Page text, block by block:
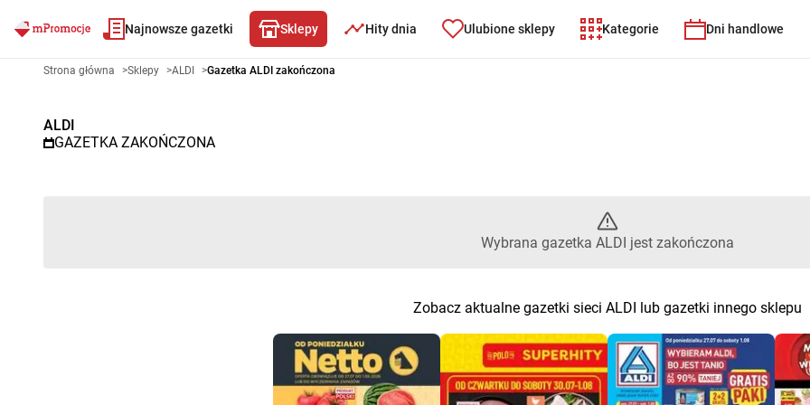
Najnowsze gazetki Sklepy Hity dnia Ulubione sklepy Kategorie Dni handlowe
Gazetka promocyjna ALDI – Wybrana gazetka ALDI jest
Strona główna >Sklepy >ALDI >Gazetka ALDI zakończona
ALDI
GAZETKA ZAKOŃCZONA
Wybrana gazetka ALDI jest zakończona
Zobacz aktualne gazetki sieci ALDI lub gazetki innego sklepu